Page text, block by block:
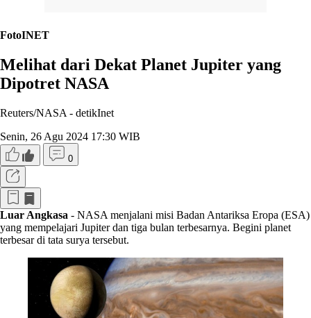
FotoINET
Melihat dari Dekat Planet Jupiter yang
Dipotret NASA
Reuters/NASA - detikInet
Senin, 26 Agu 2024 17:30 WIB
0
Luar Angkasa - NASA menjalani misi Badan Antariksa Eropa (ESA)
yang mempelajari Jupiter dan tiga bulan terbesarnya. Begini planet
terbesar di tata surya tersebut.